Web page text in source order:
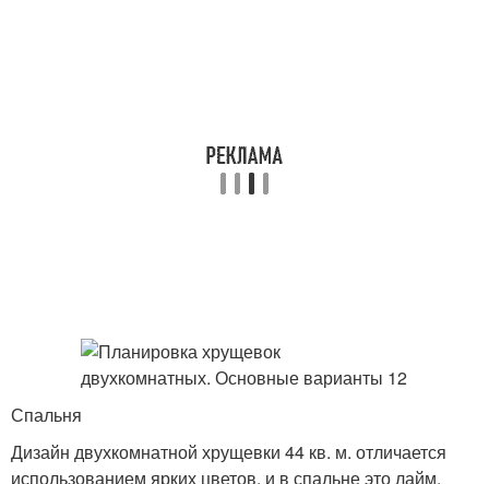
Спальня
Дизайн двухкомнатной хрущевки 44 кв. м. отличается
использованием ярких цветов, и в спальне это лайм.